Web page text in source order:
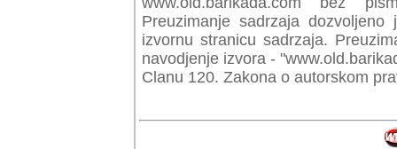
Preuzimanje sadrzaja
izvornu stranicu sadrzaja.
navodjenje izvora -
Clanu 120. Zakona o autorskom